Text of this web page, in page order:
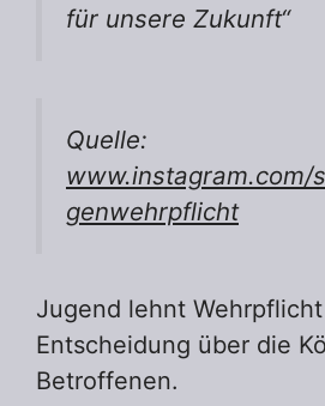
für unsere Zukunft“
Quelle:
www.instagram.com/
genwehrpflicht
Jugend lehnt
Entscheidung über die
Betroffenen.